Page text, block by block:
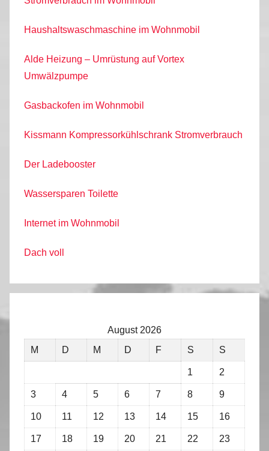
Haushaltswaschmaschine im Wohnmobil
Alde Heizung – Umrüstung auf Vortex
Umwälzpumpe
Gasbackofen im Wohnmobil
Kissmann Kompressorkühlschrank Stromverbrauch
Der Ladebooster
Wassersparen Toilette
Internet im Wohnmobil
Dach voll
August 2026
M
D M D F S S
1 2
3 4 5 6 7 8 9
10 11 12 13 14 15 16
17 18 19 20 21 22 23